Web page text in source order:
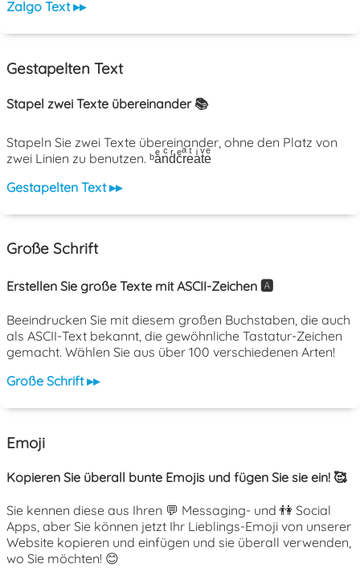
Zalgo Text ▸▸
Gestapelten Text
Stapel zwei Texte übereinander 📚
Stapeln Sie zwei Texte übereinander, ohne den Platz von
zwei Linien zu benutzen. ᵇaͤnͨdͬcͤrͣeͭaͥtͮeͤ
Gestapelten Text ▸▸
Große Schrift
Erstellen Sie große Texte mit ASCII-Zeichen 🅰️
Beeindrucken Sie mit diesem großen Buchstaben, die auch
als ASCII-Text bekannt, die gewöhnliche Tastatur-Zeichen
gemacht. Wählen Sie aus über 100 verschiedenen Arten!
Große Schrift ▸▸
Emoji
Kopieren Sie überall bunte Emojis und fügen Sie sie ein! 🥰
Sie kennen diese aus Ihren 💬 Messaging- und 👫 Social
Apps, aber Sie können jetzt Ihr Lieblings-Emoji von unserer
Website kopieren und einfügen und sie überall verwenden,
wo Sie möchten! 😊